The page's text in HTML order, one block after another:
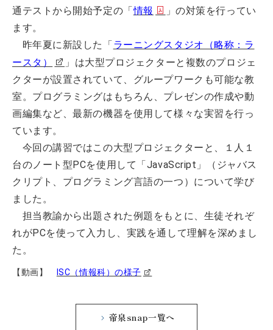
通テストから開始予定の「情報
」の対策を行ってい
ます。
昨年夏に新設した「 ラーニングスタジオ（略称：ラ
ースタ）
」は大型プロジェクターと複数のプロジェ
クターが設置されていて、グループワークも可能な教
室。プログラミングはもちろん、プレゼンの作成や動
画編集など、最新の機器を使用して様々な実習を行っ
ています。
今回の講習ではこの大型プロジェクターと、１人１
台のノート型PCを使用して「JavaScript」（ジャバス
クリプト、プログラミング言語の一つ）について学び
ました。
担当教諭から出題された例題をもとに、生徒それぞ
れがPCを使って入力し、実践を通して理解を深めまし
た。
【動画】 ISC（情報科）の様子
帝泉snap一覧へ